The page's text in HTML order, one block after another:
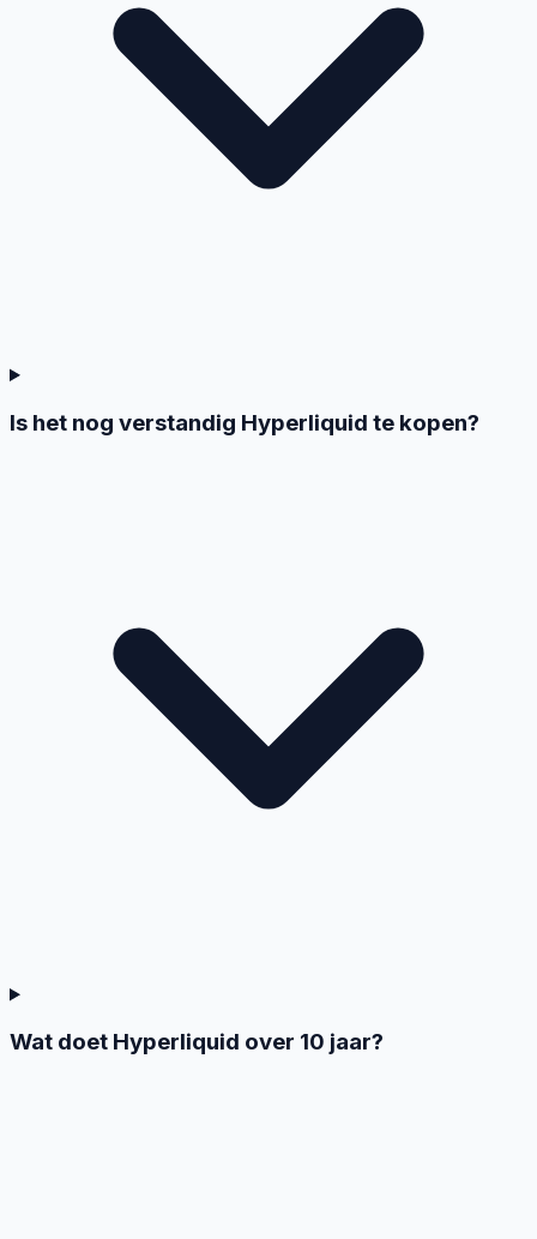
Is het nog verstandig Hyperliquid te kopen?
Wat doet Hyperliquid over 10 jaar?